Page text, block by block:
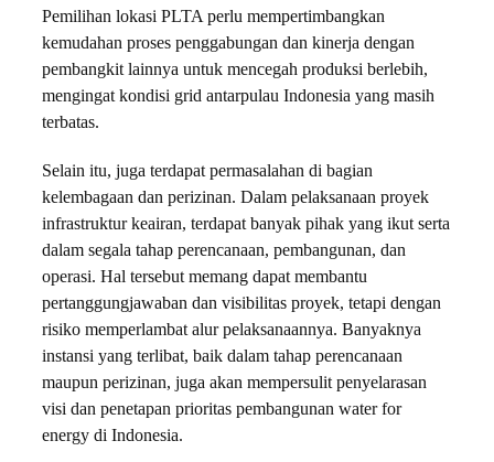
Pemilihan lokasi PLTA perlu mempertimbangkan
kemudahan proses penggabungan dan kinerja dengan
pembangkit lainnya untuk mencegah produksi berlebih,
mengingat kondisi grid antarpulau Indonesia yang masih
terbatas.
Selain itu, juga terdapat permasalahan di bagian
kelembagaan dan perizinan. Dalam pelaksanaan proyek
infrastruktur keairan, terdapat banyak pihak yang ikut serta
dalam segala tahap perencanaan, pembangunan, dan
operasi. Hal tersebut memang dapat membantu
pertanggungjawaban dan visibilitas proyek, tetapi dengan
risiko memperlambat alur pelaksanaannya. Banyaknya
instansi yang terlibat, baik dalam tahap perencanaan
maupun perizinan, juga akan mempersulit penyelarasan
visi dan penetapan prioritas pembangunan water for
energy di Indonesia.